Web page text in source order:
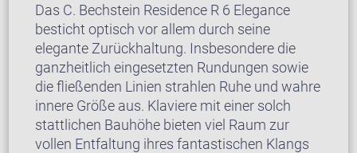
Das C. Bechstein Residence R 6 Elegance
besticht optisch vor allem durch seine
elegante Zurückhaltung. Insbesondere die
ganzheitlich eingesetzten Rundungen sowie
die fließenden Linien strahlen Ruhe und wahre
innere Größe aus. Klaviere mit einer solch
stattlichen Bauhöhe bieten viel Raum zur
vollen Entfaltung ihres fantastischen Klangs